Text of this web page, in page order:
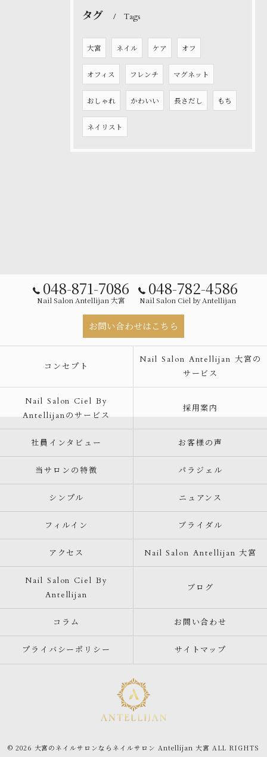
タグ Tags
大宮 ネイル ケア オフ
オフィス フレンチ マグネット
おしゃれ かわいい 長さだし もち
ネイリスト
048-871-7086
Nail Salon Antellijan 大宮
048-782-4586
Nail Salon Ciel by Antellijan
お問い合わせはこちら
コンセプト
Nail Salon Antellijan 大宮の
サービス
Nail Salon Ciel By
Antellijanのサービス
採用案内
社員インタビュー お客様の声
当サロンの特徴 パラジェル
シンプル ニュアンス
フィルイン ブライダル
アクセス Nail Salon Antellijan 大宮
Nail Salon Ciel By
Antellijan
ブログ
コラム お問い合わせ
プライバシーポリシー サイトマップ
© 2026 大宮のネイルサロンならネイルサロン Antellijan 大宮 ALL RIGHTS